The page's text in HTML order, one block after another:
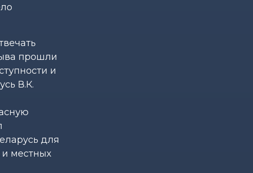
прошли
и
В.К.
для
и местных